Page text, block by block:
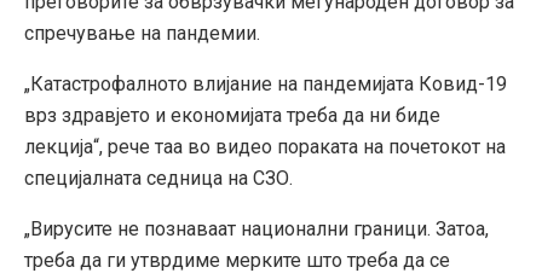
спречување на пандемии.
„Катастрофалното влијание на пандемијата Ковид-19
врз здравјето и економијата треба да ни биде
лекција“, рече таа во видео пораката на почетокот на
специјалната седница на СЗО.
„Вирусите не познаваат национални граници. Затоа,
треба да ги утврдиме мерките што треба да се